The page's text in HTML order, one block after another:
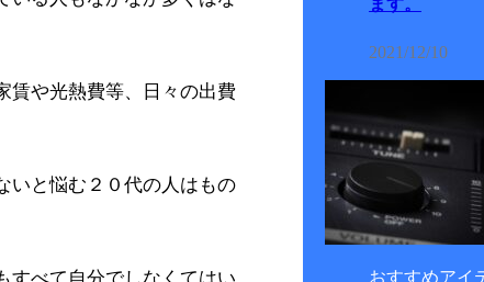
賃や光熱費等、日々の出費
いと悩む２０代の人はもの
すべて自分でしなくてはい
2021/12/10
おすすめアイ